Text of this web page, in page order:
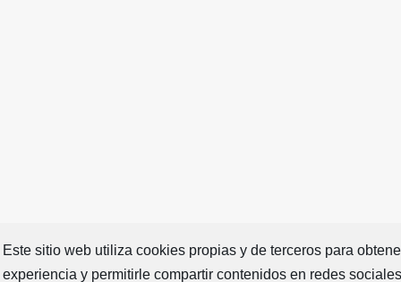
Este sitio web utiliza cookies propias y de terceros para
experiencia y permitirle compartir contenidos en redes